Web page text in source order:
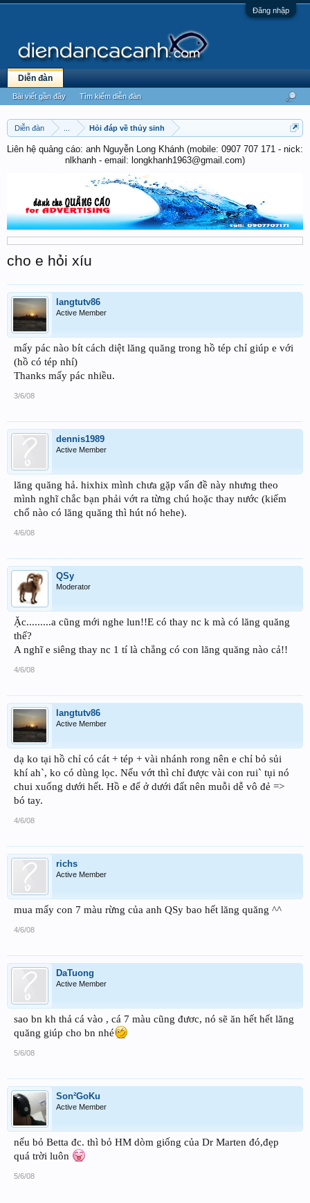
Đăng nhập
Diễn đàn Hỏi đáp về thủy sinh
Liên hệ quảng cáo: anh Nguyễn Long Khánh (mobile: 0907 707 171 - nick:
nlkhanh - email: longkhanh1963@gmail.com)
cho e hỏi xíu
langtutv86
Active Member
mấy pác nào bít cách diệt lăng quăng trong hồ tép chỉ giúp e với
(hồ có tép nhí)
Thanks mấy pác nhiều.
3/6/08
dennis1989
Active Member
lăng quăng hả. hixhix mình chưa gặp vấn đề này nhưng theo
mình nghĩ chắc bạn phải vớt ra từng chú hoặc thay nước (kiếm
chổ nào có lăng quăng thì hút nó hehe).
4/6/08
QSy
Moderator
Ặc.........a cũng mới nghe lun!!E có thay nc k mà có lăng quăng
thế?
A nghĩ e siêng thay nc 1 tí là chẳng có con lăng quăng nào cả!!
4/6/08
langtutv86
Active Member
dạ ko tại hồ chỉ có cát + tép + vài nhánh rong nên e chỉ bỏ sủi
khí ah`, ko có dùng lọc. Nếu vớt thì chỉ được vài con rui` tụi nó
chui xuống dưới hết. Hồ e để ở dưới đất nên muỗi dễ vô đẻ =>
bó tay.
4/6/08
richs
Active Member
mua mấy con 7 màu rừng của anh QSy bao hết lăng quăng ^^
4/6/08
DaTuong
Active Member
sao bn kh thả cá vào , cá 7 màu cũng đươc, nó sẽ ăn hết hết lăng
quăng giúp cho bn nhé
5/6/08
Son²GoKu
Active Member
nếu bỏ Betta đc. thì bỏ HM dòm giống của Dr Marten đó,đẹp
quá trời luôn
5/6/08
Diễn đàn
Bài viết gần đây Tìm kiếm diễn đàn